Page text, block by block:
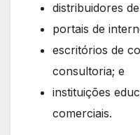
distribuidores
portais de
escritórios de
consultoria; e
instituições
comerciais.